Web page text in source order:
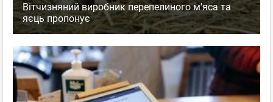
Вітчизняний виробник перепелиного м'яса та
яєць пропонує